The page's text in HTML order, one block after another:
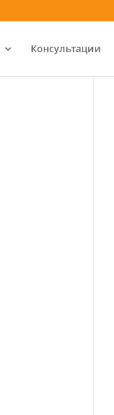
Консультации